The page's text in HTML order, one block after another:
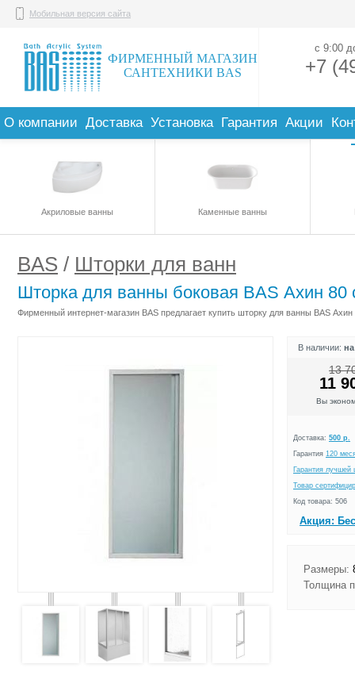
ФИРМЕННЫЙ МАГАЗИН
САНТЕХНИКИ BAS
Мобильная версия сайта
+7
с 9:00
О компании Доставка Установка Гарантия Акции
Акриловые ванны Каменные ванны
BAS / Шторки для ванн
Шторка для ванны боковая BAS Ахин 80
Фирменный интернет-магазин BAS предлагает купить шторку для ванны BAS
В наличии:
13
11
Вы
Доставка: 500 р.
Гарантия 120
Гарантия лучшей
Товар
Код товара: 506
Акция:
Размеры:
Толщина